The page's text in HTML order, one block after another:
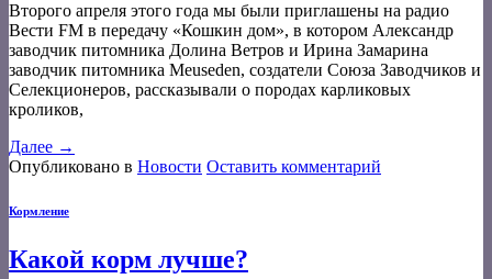
Второго апреля этого года мы были приглашены на радио
Вести FM в передачу «Кошкин дом», в котором Александр
заводчик питомника Долина Ветров и Ирина Замарина
заводчик питомника Meuseden, создатели Союза Заводчиков и
Селекционеров, рассказывали о породах карликовых
кроликов,
Далее →
Опубликовано в Новости Оставить комментарий
Кормление
Какой корм лучше?